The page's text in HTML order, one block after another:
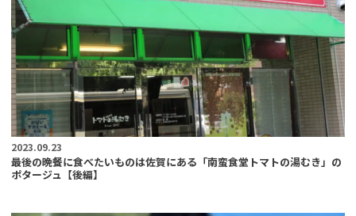
2023.09.23
最後の晩餐に食べたいものは佐賀にある「南蛮食堂トマトの湯むき」の
ポタージュ【後編】